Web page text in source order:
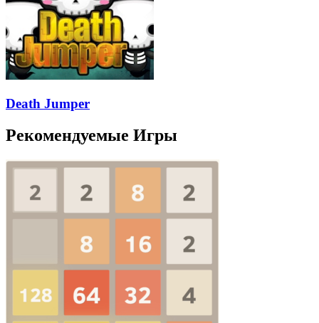
Death Jumper
Рекомендуемые Игры